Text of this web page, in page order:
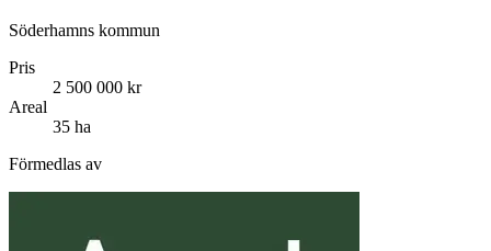
Söderhamns kommun
Pris
2 500 000 kr
Areal
35 ha
Förmedlas av